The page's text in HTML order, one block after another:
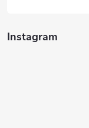
Instagram